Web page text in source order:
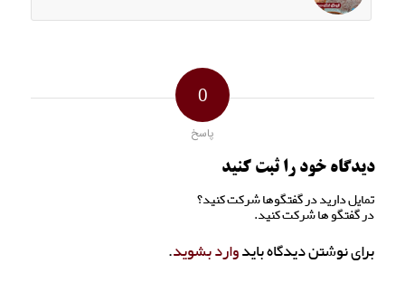
0
پاسخ
دیدگاه خود را ثبت کنید
تمایل دارید در گفتگوها شرکت کنید؟
در گفتگو ها شرکت کنید.
برای نوشتن دیدگاه بایدوارد بشوید.